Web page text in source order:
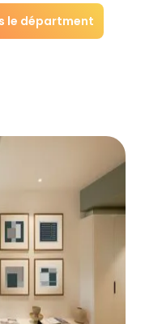
le départment